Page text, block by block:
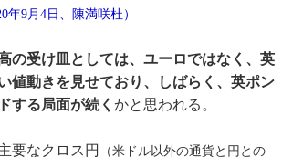
年9月4日、陳満咲杜）
の受け皿としては、ユーロではなく、英
値動きを見せており、しばらく、英ポン
する局面が続く かと思われる。
要なクロス円
（米ドル以外の通貨と円との